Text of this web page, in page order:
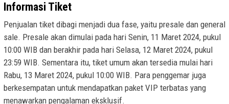
Informasi Tiket
Penjualan tiket dibagi menjadi dua fase, yaitu presale dan general
sale. Presale akan dimulai pada hari Senin, 11 Maret 2024, pukul
10:00 WIB dan berakhir pada hari Selasa, 12 Maret 2024, pukul
23:59 WIB. Sementara itu, tiket umum akan tersedia mulai hari
Rabu, 13 Maret 2024, pukul 10:00 WIB. Para penggemar juga
berkesempatan untuk mendapatkan paket VIP terbatas yang
menawarkan pengalaman eksklusif.